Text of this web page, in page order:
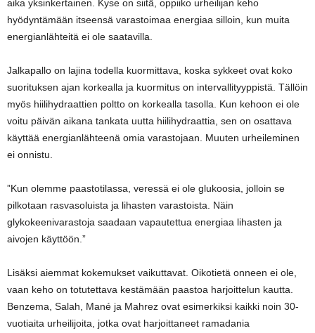
aika yksinkertainen. Kyse on siitä, oppiiko urheilijan keho
hyödyntämään itseensä varastoimaa energiaa silloin, kun muita
energianlähteitä ei ole saatavilla.
Jalkapallo on lajina todella kuormittava, koska sykkeet ovat koko
suorituksen ajan korkealla ja kuormitus on intervallityyppistä. Tällöin
myös hiilihydraattien poltto on korkealla tasolla. Kun kehoon ei ole
voitu päivän aikana tankata uutta hiilihydraattia, sen on osattava
käyttää energianlähteenä omia varastojaan. Muuten urheileminen
ei onnistu.
”Kun olemme paastotilassa, veressä ei ole glukoosia, jolloin se
pilkotaan rasvasoluista ja lihasten varastoista. Näin
glykokeenivarastoja saadaan vapautettua energiaa lihasten ja
aivojen käyttöön.”
Lisäksi aiemmat kokemukset vaikuttavat. Oikotietä onneen ei ole,
vaan keho on totutettava kestämään paastoa harjoittelun kautta.
Benzema, Salah, Mané ja Mahrez ovat esimerkiksi kaikki noin 30-
vuotiaita urheilijoita, jotka ovat harjoittaneet ramadania